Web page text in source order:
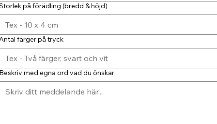
på förädling (bredd & höjd)
färger på tryck
med egna ord vad du önskar